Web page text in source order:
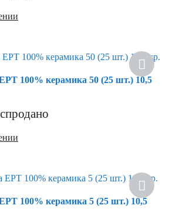
100% керамика 50 (25 шт.) 10,5
100% керамика 5 (25 шт.) 10,5